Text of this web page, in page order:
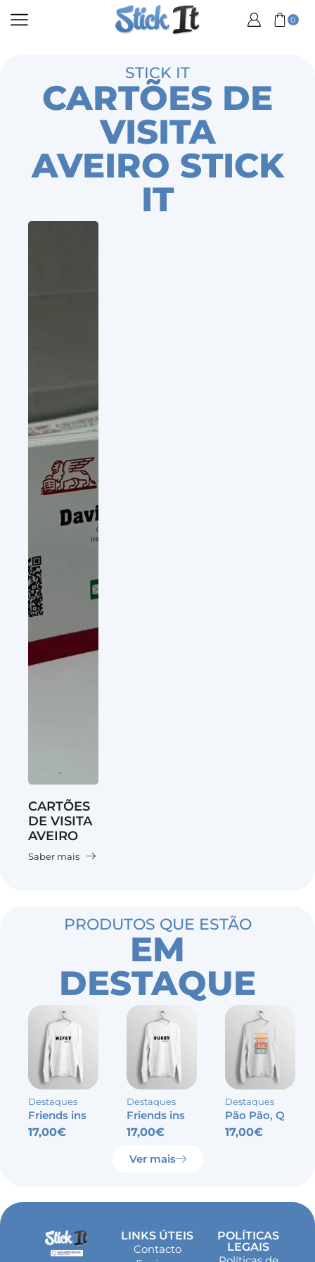
0
STICK IT
CARTÕES DE
VISITA
AVEIRO STICK
IT
CARTÕES
DE VISITA
AVEIRO
Saber mais
PRODUTOS QUE ESTÃO
EM
DESTAQUE
Destaques
17,00€
Destaques
17,00€
Destaques
17,00€
Ver mais
LINKS ÚTEIS
Contacto
POLÍTICAS
LEGAIS